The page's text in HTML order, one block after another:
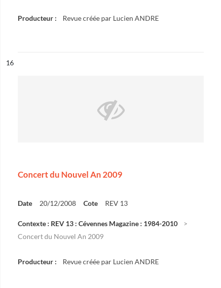
Producteur : Revue créée par Lucien ANDRE
n°
16
Concert du Nouvel An 2009
Date 20/12/2008 Cote REV 13
Contexte : REV 13 : Cévennes Magazine : 1984-2010
Concert du Nouvel An 2009
Producteur : Revue créée par Lucien ANDRE